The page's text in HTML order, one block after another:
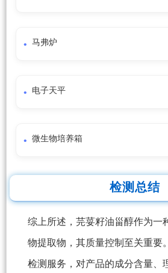
马弗炉
电子天平
微生物培养箱
检测总结
综上所述，芫荽籽油甾醇作为一
物提取物，其质量控制至关重要
检测服务，对产品的成分含量、